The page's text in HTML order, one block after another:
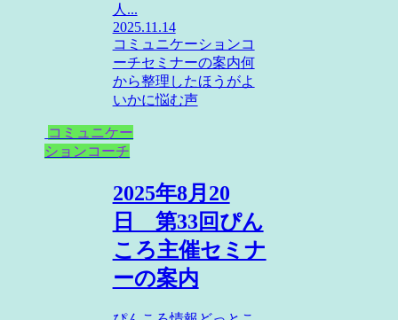
人...
2025.11.14
コミュニケーションコ
ーチセミナーの案内何
から整理したほうがよ
いかに悩む声
コミュニケー
ションコーチ
2025年8月20
日 第33回ぴん
ころ主催セミナ
ーの案内